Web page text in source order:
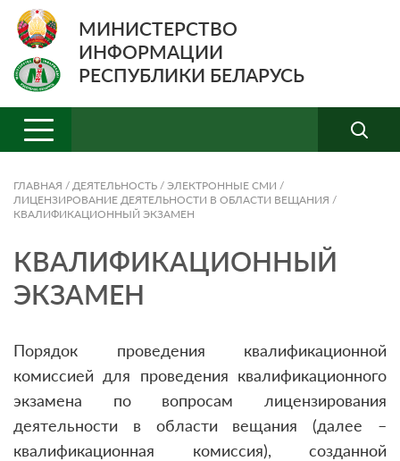
МИНИСТЕРСТВО
ИНФОРМАЦИИ
РЕСПУБЛИКИ БЕЛАРУСЬ
ГЛАВНАЯ / ДЕЯТЕЛЬНОСТЬ / ЭЛЕКТРОННЫЕ СМИ /
ЛИЦЕНЗИРОВАНИЕ ДЕЯТЕЛЬНОСТИ В ОБЛАСТИ ВЕЩАНИЯ /
КВАЛИФИКАЦИОННЫЙ ЭКЗАМЕН
КВАЛИФИКАЦИОННЫЙ
ЭКЗАМЕН
Порядок проведения квалификационной
комиссией для проведения квалификационного
экзамена по вопросам лицензирования
деятельности в области вещания (далее –
квалификационная комиссия), созданной